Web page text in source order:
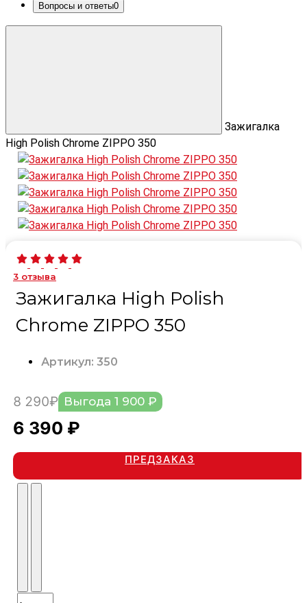
Вопросы и ответы0
Зажигалка
High Polish Chrome ZIPPO 350
3 отзыва
Зажигалка High Polish
Chrome ZIPPO 350
Артикул: 350
8 290₽ Выгода 1 900 ₽
6 390 ₽
ПРЕДЗАКАЗ